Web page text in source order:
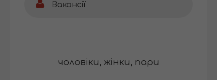
Вакансії
чоловіки, жінки, пари